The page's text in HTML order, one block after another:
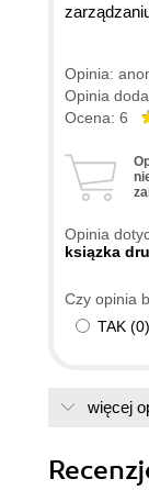
Opinia:
Opinia
Ocena: 6
Opinia
ksiązka
Czy opinia
TAK (0)
więcej